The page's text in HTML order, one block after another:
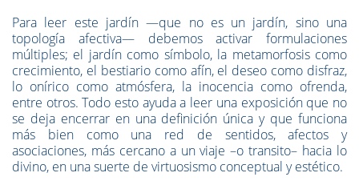
Para leer este jardín —que no es un jardín, sino una
topología afectiva— debemos activar formulaciones
múltiples; el jardín como símbolo, la metamorfosis como
crecimiento, el bestiario como afín, el deseo como disfraz,
lo onírico como atmósfera, la inocencia como ofrenda,
entre otros. Todo esto ayuda a leer una exposición que no
se deja encerrar en una definición única y que funciona
más bien como una red de sentidos, afectos y
asociaciones, más cercano a un viaje –o transito– hacia lo
divino, en una suerte de virtuosismo conceptual y estético.